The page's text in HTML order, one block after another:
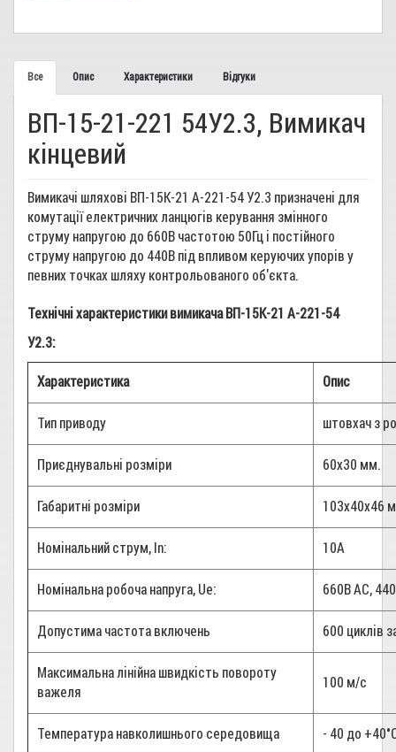
Все Опис Характеристики Відгуки
ВП-15-21-221 54У2.3, Вимикач
кінцевий
Вимикачі шляхові ВП-15К-21 А-221-54 У2.3 призначені для
комутації електричних ланцюгів керування змінного
струму напругою до 660В частотою 50Гц і постійного
струму напругою до 440В під впливом керуючих упорів у
певних точках шляху контрольованого об'єкта.
Технічні характеристики вимикача ВП-15К-21 А-221-54
У2.3:
Характеристика Опис
Тип приводу штовхач з
Приєднувальні розміри 60х30 мм.
Габаритні розміри 103x40x46
Номінальний струм, In: 10А
Номінальна робоча напруга, Ue: 660В AC,
Допустима частота включень 600 циклів
Максимальна лінійна швидкість повороту
важеля
100 м/с
Температура навколишнього середовища - 40 до